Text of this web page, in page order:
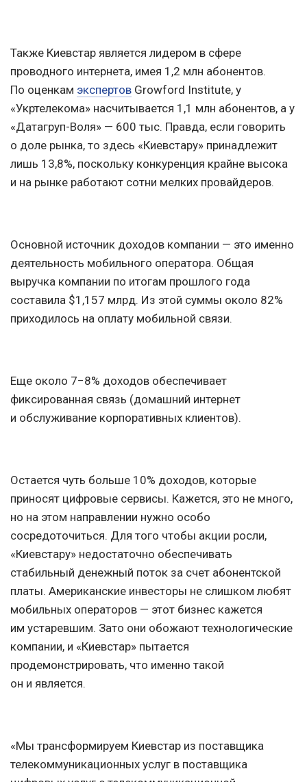
Также Киевстар является лидером в сфере
проводного интернета, имея 1,2 млн абонентов.
По оценкам экспертов Growford Institute, у
«Укртелекома» насчитывается 1,1 млн абонентов, а у
«Датагруп-Воля» — 600 тыс. Правда, если говорить
о доле рынка, то здесь «Киевстару» принадлежит
лишь 13,8%, поскольку конкуренция крайне высока
и на рынке работают сотни мелких провайдеров.
Основной источник доходов компании — это именно
деятельность мобильного оператора. Общая
выручка компании по итогам прошлого года
составила $1,157 млрд. Из этой суммы около 82%
приходилось на оплату мобильной связи.
Еще около 7−8% доходов обеспечивает
фиксированная связь (домашний интернет
и обслуживание корпоративных клиентов).
Остается чуть больше 10% доходов, которые
приносят цифровые сервисы. Кажется, это не много,
но на этом направлении нужно особо
сосредоточиться. Для того чтобы акции росли,
«Киевстару» недостаточно обеспечивать
стабильный денежный поток за счет абонентской
платы. Американские инвесторы не слишком любят
мобильных операторов — этот бизнес кажется
им устаревшим. Зато они обожают технологические
компании, и «Киевстар» пытается
продемонстрировать, что именно такой
он и является.
«Мы трансформируем Киевстар из поставщика
телекоммуникационных услуг в поставщика